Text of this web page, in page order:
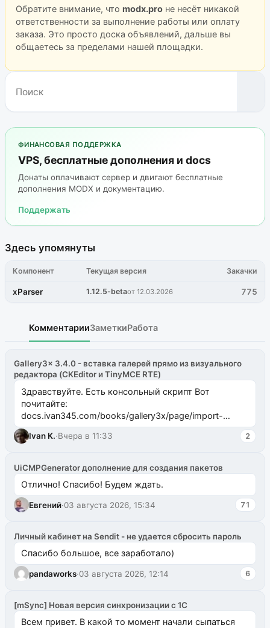
Обратите внимание, что modx.proне несёт никакой
ответственности за выполнение работы или оплату
заказа. Это просто доска объявлений, дальше вы
общаетесь за пределами нашей площадки.
ФИНАНСОВАЯ ПОДДЕРЖКА
VPS, бесплатные дополнения и docs
Донаты оплачивают сервер и двигают бесплатные
дополнения MODX и документацию.
Поддержать
Здесь упомянуты
Компонент Текущая версия Закачки
xParser 1.12.5-betaот 12.03.2026 775
КомментарииЗаметкиРабота
Gallery3x 3.4.0 - вставка галерей прямо из визуального
редактора (CKEditor и TinyMCE RTE)
Здравствуйте. Есть консольный скрипт Вот
почитайте:
docs.ivan345.com/books/gallery3x/page/import-
ms2galleryphp
Ivan K.·Вчера в 11:33 2
UiCMPGenerator дополнение для создания пакетов
Отлично! Спасибо! Будем ждать.
Евгений·03 августа 2026, 15:34 71
Личный кабинет на Sendit - не удается сбросить пароль
Спасибо большое, все заработало)
pandaworks·03 августа 2026, 12:14 6
[mSync] Новая версия синхронизации с 1С
Всем привет. В какой то момент начали сыпаться